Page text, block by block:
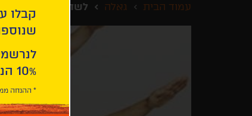
עמוד הבית גאלה לשחות עם גברים
קבלו
10% הנחה ברכישת 2 כרטיסים לסרטי הפסטיבל .
* ההנחה